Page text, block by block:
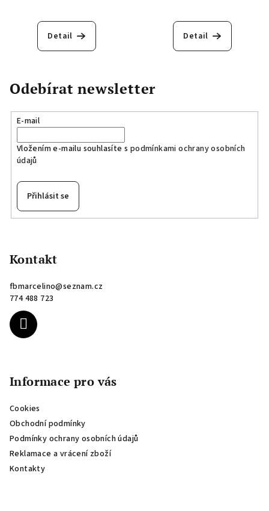
Detail Detail
Odebírat newsletter
E-mail
Vložením e-mailu souhlasíte s podmínkami ochrany osobních
údajů
Přihlásit se
Kontakt
fbmarcelino@seznam.cz
774 488 723
Informace pro vás
Cookies
Obchodní podmínky
Podmínky ochrany osobních údajů
Reklamace a vrácení zboží
Kontakty